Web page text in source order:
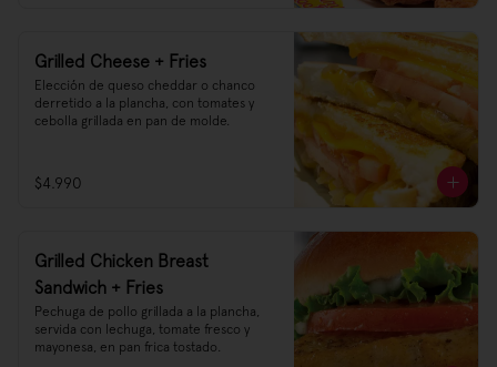
Grilled Cheese + Fries
Elección de queso cheddar o chanco
derretido a la plancha, con tomates y
cebolla grillada en pan de molde.
$4.990
Grilled Chicken Breast
Sandwich + Fries
Pechuga de pollo grillada a la plancha,
servida con lechuga, tomate fresco y
mayonesa, en pan frica tostado.